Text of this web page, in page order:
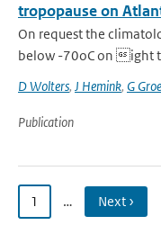
tropopause on
On request the
below -70oC on ight
D Wolters, J Hemink, G
Publication
1 … Next ›